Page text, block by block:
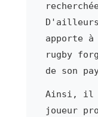
apporte
rugby
de son
Ainsi, il
joueur